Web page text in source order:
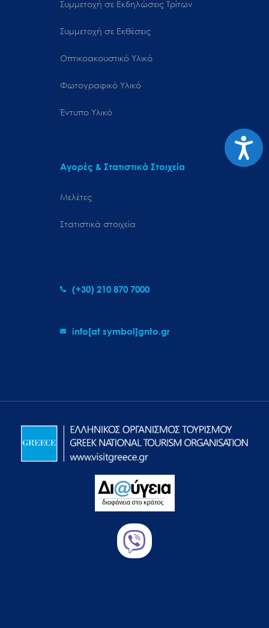
Συμμετοχή σε Εκδηλώσεις Τρίτων
Συμμετοχή σε Εκθέσεις
Οπτικοακουστικό Υλικό
Φωτογραφικό Υλικό
Έντυπο Υλικό
Αγορές & Στατιστικά Στοιχεία
Μελέτες
Στατιστικά στοιχεία
(+30) 210 870 7000
info[at symbol]gnto.gr